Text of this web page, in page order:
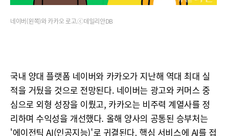
네이버(왼쪽)와 카카오 로고.ⓒ데일리안DB
국내 양대 플랫폼 네이버와 카카오가 지난해 역대 최대 실
적을 거뒀을 것으로 전망된다. 네이버는 광고와 커머스 중
심으로 외형 성장을 이뤘고, 카카오는 비주력 계열사를 정
리하며 수익성을 개선했다. 올해 양사의 공통된 승부처는
'에이전틱 AI(인공지능)'로 귀결된다. 핵심 서비스에 AI를 접